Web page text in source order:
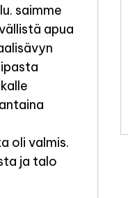
saimme
apua
oli valmis.
ja talo